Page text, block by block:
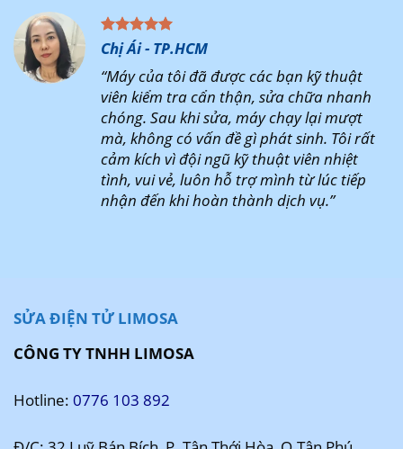
Chị Ái - TP.HCM
“Máy của tôi đã được các bạn kỹ thuật
viên kiểm tra cẩn thận, sửa chữa nhanh
chóng. Sau khi sửa, máy chạy lại mượt
mà, không có vấn đề gì phát sinh. Tôi rất
cảm kích vì đội ngũ kỹ thuật viên nhiệt
tình, vui vẻ, luôn hỗ trợ mình từ lúc tiếp
nhận đến khi hoàn thành dịch vụ.”
SỬA ĐIỆN TỬ LIMOSA
CÔNG TY TNHH LIMOSA
Hotline: 0776 103 892